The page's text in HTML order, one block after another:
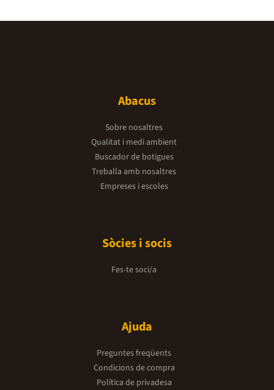
Abacus
Sobre nosaltres
Qualitat i medi ambient
Buscador de botigues
Treballa amb nosaltres
Empreses i escoles
Sòcies i socis
Fes-te soci/a
Ajuda
Preguntes freqüents
Condicions de compra
Política de privadesa